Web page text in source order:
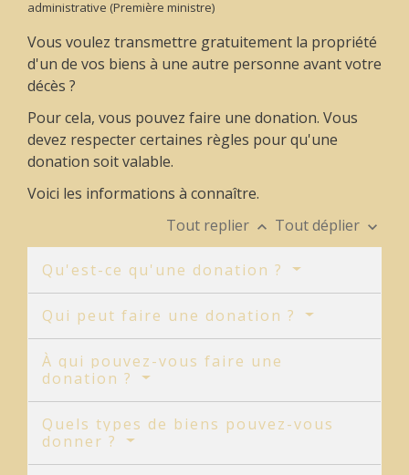
administrative (Première ministre)
Vous voulez transmettre gratuitement la propriété
d'un de vos biens à une autre personne avant votre
décès ?
Pour cela, vous pouvez faire une donation. Vous
devez respecter certaines règles pour qu'une
donation soit valable.
Voici les informations à connaître.
Tout replier keyboard_arrow_up Tout déplier keyboard_arrow_down
Qu'est-ce qu'une donation ?
Qui peut faire une donation ?
À qui pouvez-vous faire une
donation ?
Quels types de biens pouvez-vous
donner ?